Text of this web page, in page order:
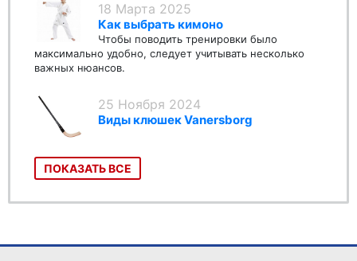
18 Марта 2025
Как выбрать кимоно
Чтобы поводить тренировки было
максимально удобно, следует учитывать несколько
важных нюансов.
25 Ноября 2024
Виды клюшек Vanersborg
ПОКАЗАТЬ ВСЕ